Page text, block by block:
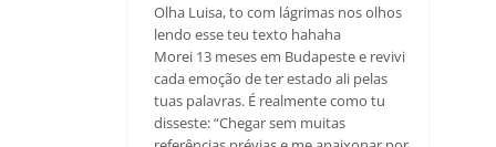
Olha Luisa, to com lágrimas nos olhos
lendo esse teu texto hahaha
Morei 13 meses em Budapeste e revivi
cada emoção de ter estado ali pelas
tuas palavras. É realmente como tu
disseste: “Chegar sem muitas